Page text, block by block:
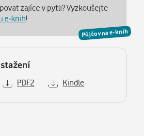
Půjčovna e-knih
zajíce v pytli? Vyzkoušejte
e-knih!
PDF2 Kindle